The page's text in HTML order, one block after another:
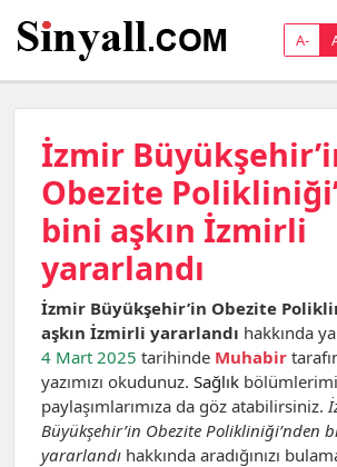
A-
İzmir
Obezite
bini aşkın İzmirli
yararlandı
İzmir Büyükşehir’in Obezite
aşkın İzmirli yararlandı hakkında
4 Mart 2025 tarihinde Muhabir
yazımızı okudunuz. Sağlık
paylaşımlarımıza da göz atabilirsiniz.
Büyükşehir’in Obezite Polikliniği’nden
yararlandı hakkında aradığınızı